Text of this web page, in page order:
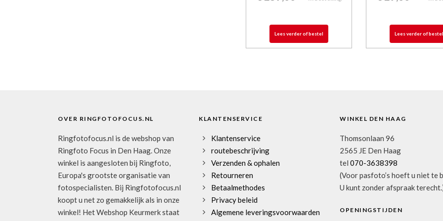
Lees verder of bestel Lees verder of bestel
OVER RINGFOTOFOCUS.NL
Ringfotofocus.nl is de webshop van
Ringfoto Focus in Den Haag. Onze
winkel is aangesloten bij Ringfoto,
Europa's grootste organisatie van
fotospecialisten. Bij Ringfotofocus.nl
koopt u net zo gemakkelijk als in onze
winkel! Het Webshop Keurmerk staat
KLANTENSERVICE
Klantenservice
routebeschrijving
Verzenden & ophalen
Retourneren
Betaalmethodes
Privacy beleid
Algemene leveringsvoorwaarden
WINKEL DEN HAAG
Thomsonlaan 96
2565 JE Den Haag
tel 070-3638398
(Voor pasfoto’s hoeft u niet te
U kunt zonder afspraak
OPENINGSTIJDEN